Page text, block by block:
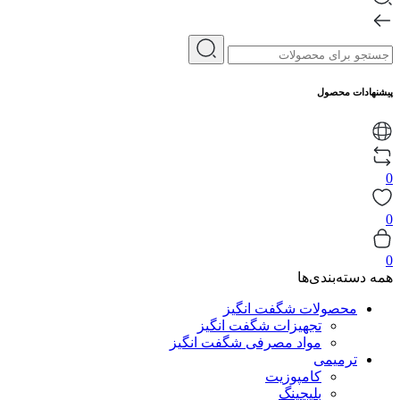
پیشنهادات محصول
0
0
0
همه دسته‌بندی‌ها
محصولات شگفت انگیز
تجهیزات شگفت انگیز
مواد مصرفی شگفت انگیز
ترمیمی
کامپوزیت
بلیچینگ